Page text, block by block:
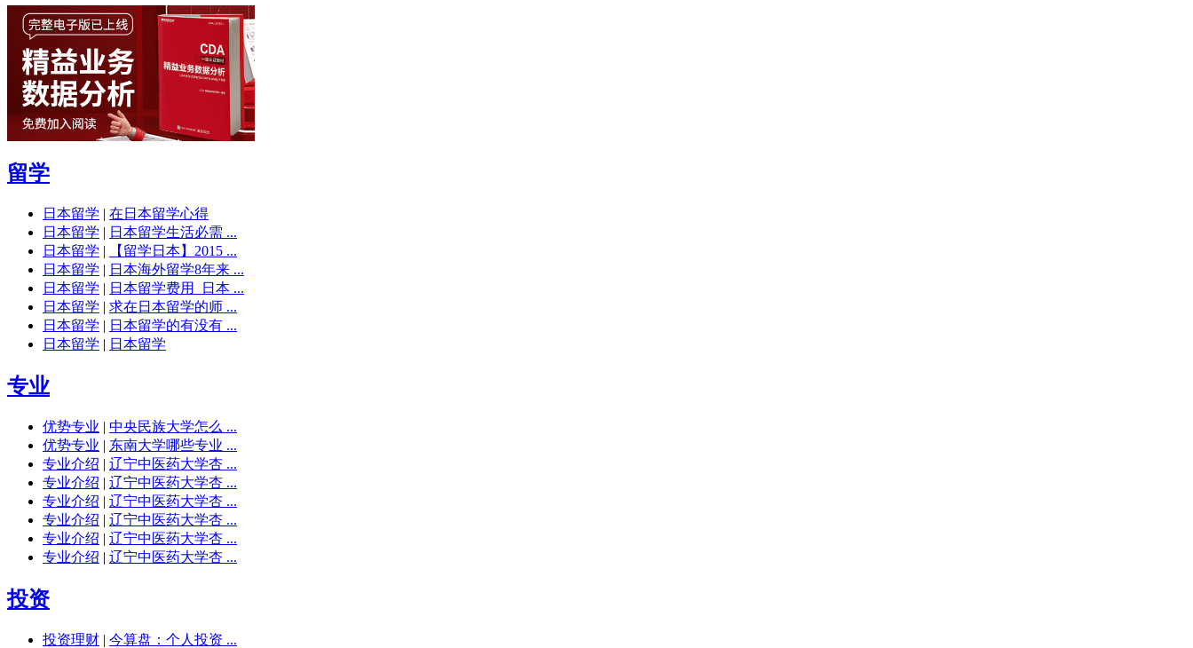
留学
日本留学 | 在日本留学心得
日本留学 | 日本留学生活必需 ...
日本留学 |
【留学日本】2015 ...
日本留学 | 日本海外留学8年来 ...
日本留学 | 日本留学费用_日本 ...
日本留学 | 求在日本留学的师 ...
日本留学 | 日本留学的有没有 ...
日本留学 | 日本留学
专业
优势专业 | 中央民族大学怎么 ...
优势专业 | 东南大学哪些专业 ...
专业介绍 | 辽宁中医药大学杏 ...
专业介绍 | 辽宁中医药大学杏 ...
专业介绍 | 辽宁中医药大学杏 ...
专业介绍 | 辽宁中医药大学杏 ...
专业介绍 | 辽宁中医药大学杏 ...
专业介绍 | 辽宁中医药大学杏 ...
投资
投资理财 | 今算盘：个人投资 ...